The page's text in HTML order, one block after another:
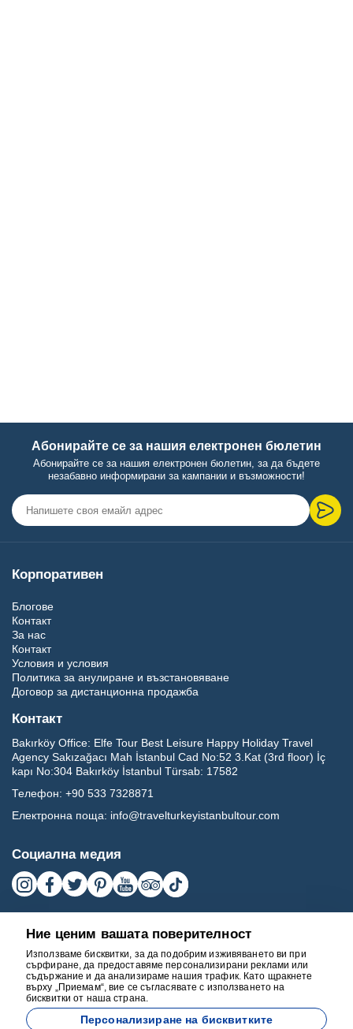
Абонирайте се за нашия електронен бюлетин
Абонирайте се за нашия електронен бюлетин, за да бъдете
незабавно информирани за кампании и възможности!
Корпоративен
Блогове
Контакт
За нас
Контакт
Условия и условия
Политика за анулиране и възстановяване
Договор за дистанционна продажба
Контакт
Bakırköy Office: Elfe Tour Best Leisure Happy Holiday Travel
Agency Sakızağacı Mah İstanbul Cad No:52 3.Kat (3rd floor) İç
kapı No:304 Bakırköy İstanbul Türsab: 17582
Телефон: +90 533 7328871
Електронна поща: info@travelturkeyistanbultour.com
Социална медия
Ние ценим вашата поверителност
Използваме бисквитки, за да подобрим изживяването ви при
сърфиране, да предоставяме персонализирани реклами или
съдържание и да анализираме нашия трафик. Като щракнете
върху „Приемам“, вие се съгласявате с използването на
бисквитки от наша страна.
Персонализиране на бисквитките